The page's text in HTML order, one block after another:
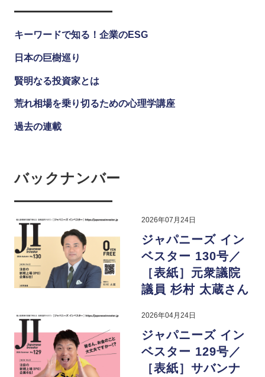
キーワードで知る！企業のESG
日本の巨樹巡り
賢明なる投資家とは
荒れ相場を乗り切るための心理学講座
過去の連載
バックナンバー
2026年07月24日
ジャパニーズ イン
ベスター 130号／
［表紙］元衆議院
議員 杉村 太蔵さん
2026年04月24日
ジャパニーズ イン
ベスター 129号／
［表紙］サバンナ